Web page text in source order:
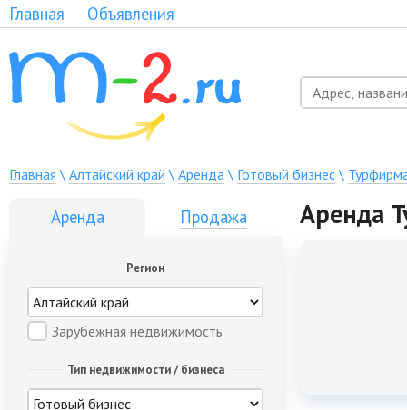
Главная Объявления
Главная \ Алтайский край \ Аренда\ Готовый бизнес\
Аренда Продажа
Регион
Зарубежная недвижимость
Тип недвижимости / бизнеса
Аренда